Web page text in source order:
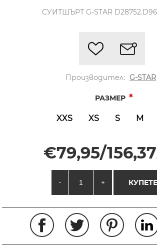
СУИТШЪРТ G-STAR
Производител: G-STAR
РАЗМЕР *
XXS XS S M
€79,95/
- + КУПЕТЕ